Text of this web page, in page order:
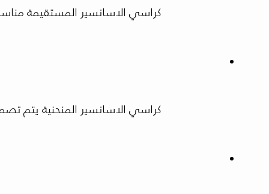
كراسي الاسانسير المستقيمة
كراسي الاسانسير المنحنية يتم